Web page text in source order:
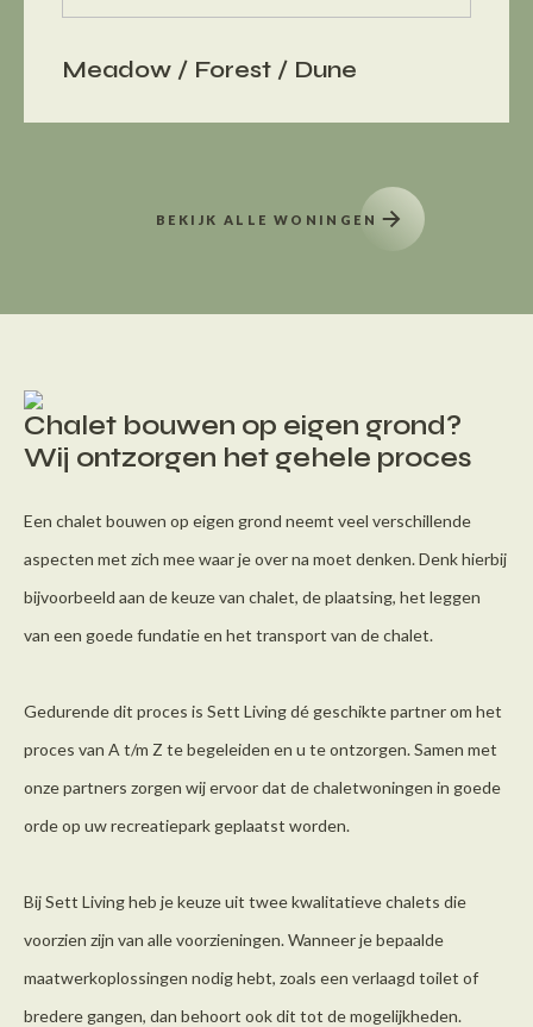
Meadow / Forest / Dune
BEKIJK ALLE WONINGEN
Chalet bouwen op eigen grond?
Wij ontzorgen het gehele proces
Een chalet bouwen op eigen grond neemt veel verschillende
aspecten met zich mee waar je over na moet denken. Denk hierbij
bijvoorbeeld aan de keuze van chalet, de plaatsing, het leggen
van een goede fundatie en het transport van de chalet.
Gedurende dit proces is Sett Living dé geschikte partner om het
proces van A t/m Z te begeleiden en u te ontzorgen. Samen met
onze partners zorgen wij ervoor dat de chaletwoningen in goede
orde op uw recreatiepark geplaatst worden.
Bij Sett Living heb je keuze uit twee kwalitatieve chalets die
voorzien zijn van alle voorzieningen. Wanneer je bepaalde
maatwerkoplossingen nodig hebt, zoals een verlaagd toilet of
bredere gangen, dan behoort ook dit tot de mogelijkheden.